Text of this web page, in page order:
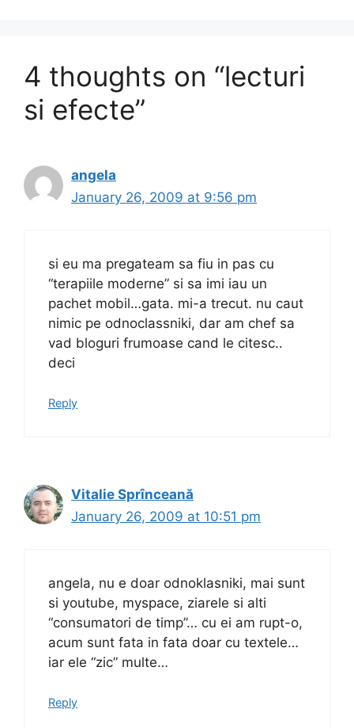
4 thoughts on “lecturi
si efecte”
angela
January 26, 2009 at 9:56 pm
si eu ma pregateam sa fiu in pas cu
“terapiile moderne” si sa imi iau un
pachet mobil…gata. mi-a trecut. nu caut
nimic pe odnoclassniki, dar am chef sa
vad bloguri frumoase cand le citesc..
deci
Reply
Vitalie Sprînceană
January 26, 2009 at 10:51 pm
angela, nu e doar odnoklasniki, mai sunt
si youtube, myspace, ziarele si alti
“consumatori de timp”… cu ei am rupt-o,
acum sunt fata in fata doar cu textele…
iar ele “zic” multe…
Reply